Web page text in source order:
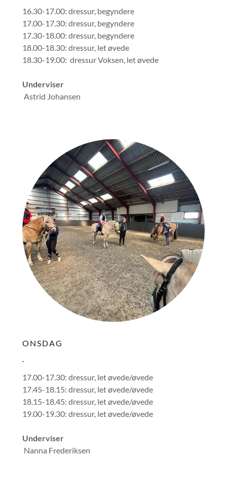
16.30-17.00: dressur, begyndere
17.00-17.30: dressur, begyndere
17.30-18.00: dressur, begyndere
18.00-18.30: dressur, let øvede
18.30-19.00: dressur Voksen, let øvede
Underviser
Astrid Johansen
ONSDAG
17.00-17.30: dressur, let øvede/øvede
17.45-18.15: dressur, let øvede/øvede
18.15-18.45: dressur, let øvede/øvede
19.00-19.30: dressur, let øvede/øvede
Underviser
Nanna Frederiksen